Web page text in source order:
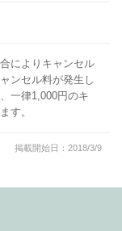
によりキャンセル
ンセル料が発生し
一律1,000円のキ
す。
掲載開始日：2018/3/9